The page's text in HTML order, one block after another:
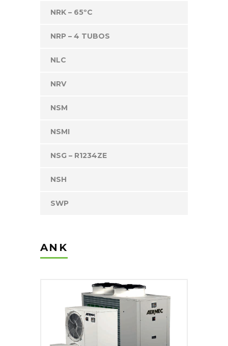
NRK – 65ºC
NRP – 4 TUBOS
NLC
NRV
NSM
NSMI
NSG – R1234ZE
NSH
SWP
ANK